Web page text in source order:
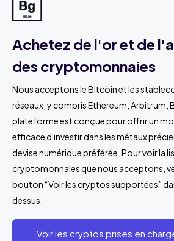
Achetez de l'or et de
des cryptomonnaies
Nous acceptons le Bitcoin et les
réseaux, y compris Ethereum, Arbitrum,
plateforme est conçue pour offrir un
efficace d'investir dans les métaux
devise numérique préférée. Pour voir la
cryptomonnaies que nous acceptons,
bouton “Voir les cryptos supportées”
dessus.
Voir les cryptos prises en